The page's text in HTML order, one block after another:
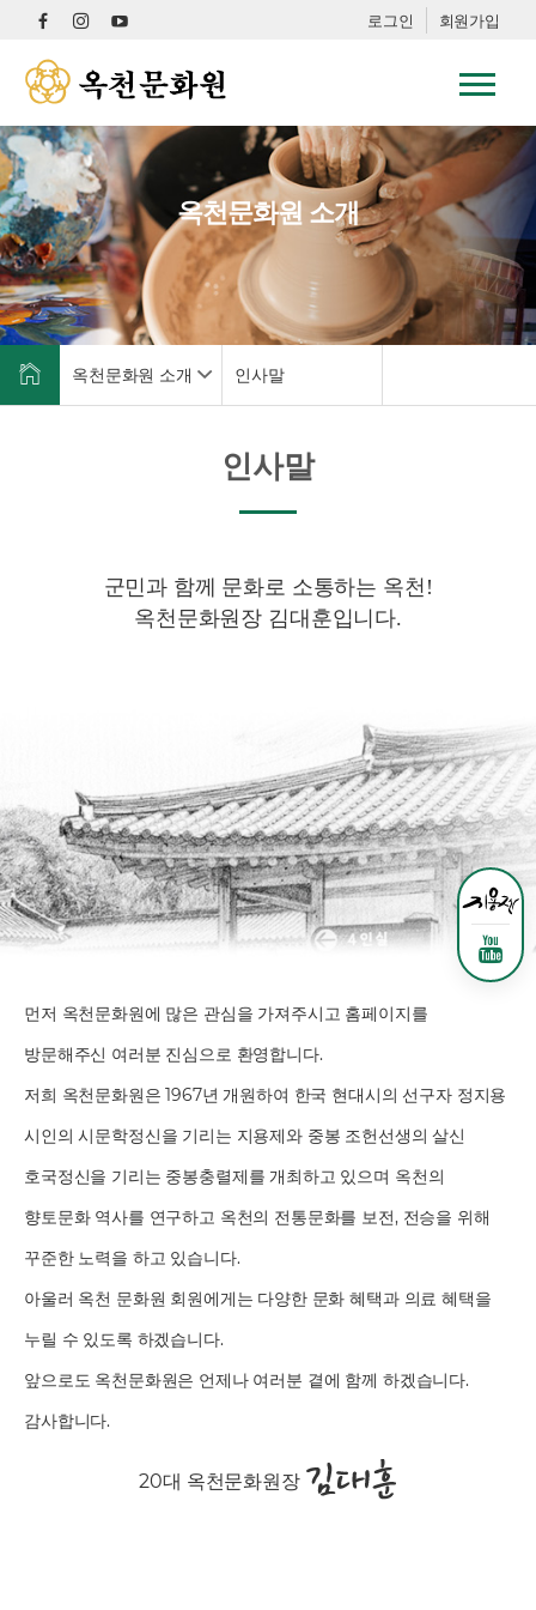
로그인 회원가입
옥천문화원 소개
옥천문화원 소개 인사말
인사말
군민과 함께 문화로 소통하는 옥천!
옥천문화원장 김대훈입니다.
먼저 옥천문화원에 많은 관심을 가져주시고 홈페이지를
방문해주신 여러분 진심으로 환영합니다.
저희 옥천문화원은 1967년 개원하여 한국 현대시의 선구자 정지용
시인의 시문학정신을 기리는 지용제와 중봉 조헌선생의 살신
호국정신을 기리는 중봉충렬제를 개최하고 있으며 옥천의
향토문화 역사를 연구하고 옥천의 전통문화를 보전, 전승을 위해
꾸준한 노력을 하고 있습니다.
아울러 옥천 문화원 회원에게는 다양한 문화 혜택과 의료 혜택을
누릴 수 있도록 하겠습니다.
앞으로도 옥천문화원은 언제나 여러분 곁에 함께 하겠습니다.
감사합니다.
20대 옥천문화원장